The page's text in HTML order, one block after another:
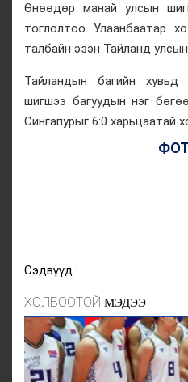
Өнөөдөр манай улсын
тоглолтоо Улаанбаатар
талбайн эзэн Тайланд
Тайландын багийн хувьд
шигшээ багуудын нэг
Сингапурыг 6:0 харьцаатай
Сэдвүүд :
ХОЛБООТОЙ МЭДЭЭ